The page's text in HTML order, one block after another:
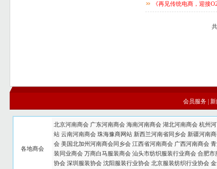
《再见传统电商，迎接
会员服务
各地商会
北京河南商会 广东河南商会 海南河南商会 湖北河南商会 杭州
站 云南河南商会 珠海豫商网站 新西兰河南省同乡会 新疆河南
会 美国北加州河南商会同乡会 江西省河南商会 广西河南商会
装同业商会 万商白马服装商会 汕头市纺织服装行业商会 合肥市
协会 深圳服装协会 沈阳服装行业协会 北京服装纺织行业协会